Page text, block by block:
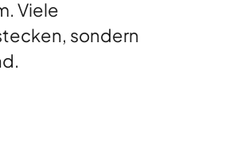
Viele
sondern